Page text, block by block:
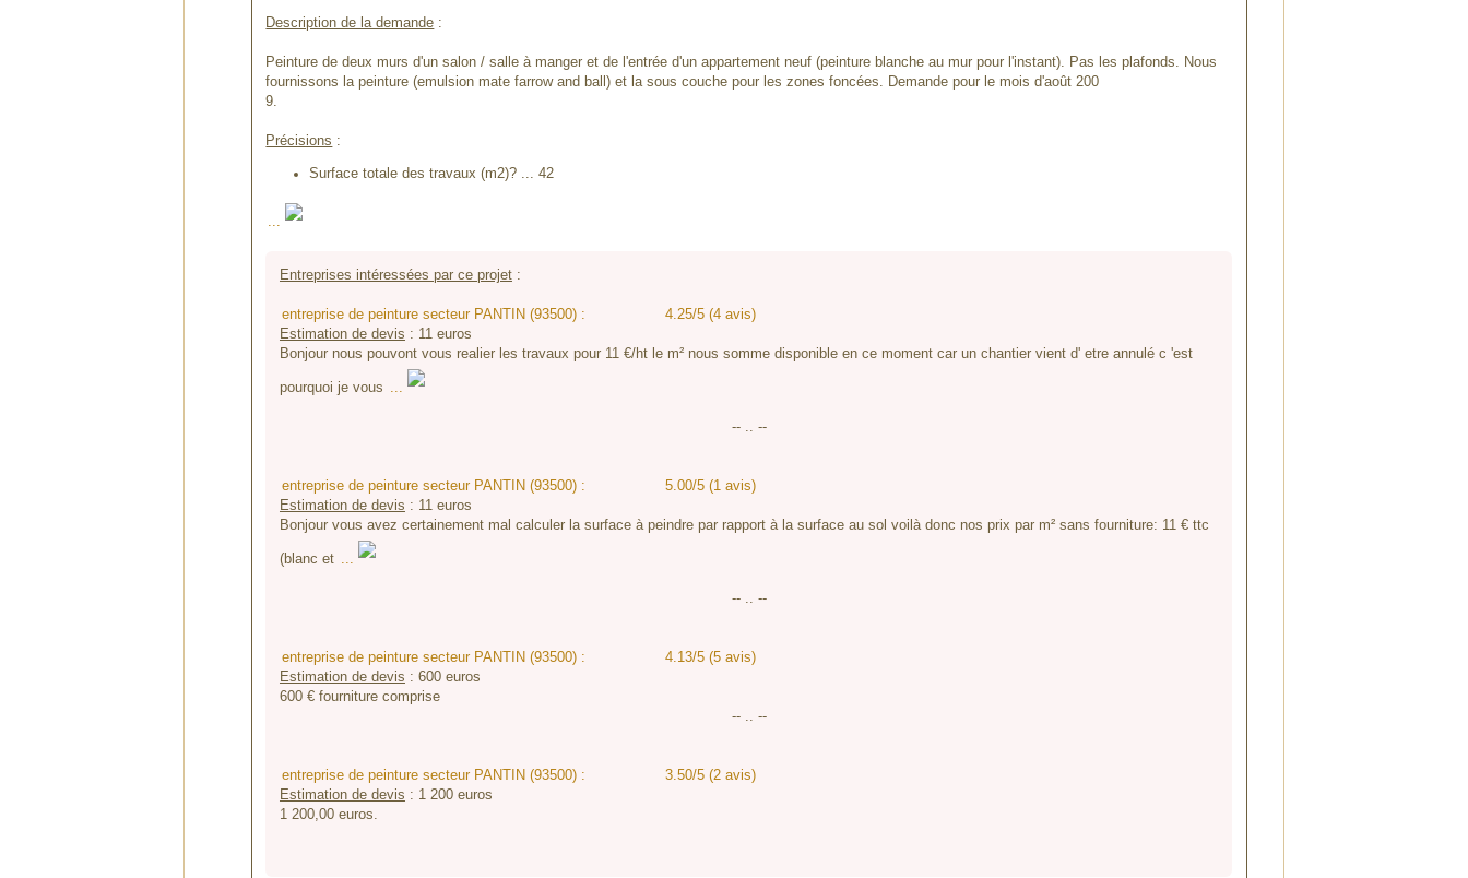
Description de la demande :
Peinture de deux murs d'un salon / salle à manger et de l'entrée d'un appartement neuf (peinture blanche au mur pour l'instant). Pas les plafonds. Nous
fournissons la peinture (emulsion mate farrow and ball) et la sous couche pour les zones foncées. Demande pour le mois d'août 200
9.
Précisions :
Surface totale des travaux (m2)? ... 42
...
Entreprises intéressées par ce projet:
entreprise de peinture secteur PANTIN (93500) :
4.25/5 (4 avis)
Estimation de devis : 11 euros
Bonjour nous pouvont vous realier les travaux pour 11 €/ht le m² nous somme disponible en ce moment car un chantier vient d' etre annulé c 'est
pourquoi je vous
-- .. --
entreprise de peinture secteur PANTIN (93500) :
5.00/5 (1 avis)
Estimation de devis : 11 euros
Bonjour vous avez certainement mal calculer la surface à peindre par rapport à la surface au sol voilà donc nos prix par m² sans fourniture: 11 € ttc
(blanc et
-- .. --
entreprise de peinture secteur PANTIN (93500) :
4.13/5 (5 avis)
Estimation de devis : 600euros
600 € fourniture comprise
-- .. --
entreprise de peinture secteur PANTIN (93500) :
3.50/5 (2 avis)
Estimation de devis : 1 200euros
1 200,00 euros.